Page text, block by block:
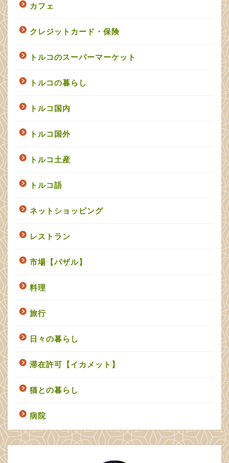
カフェ
クレジットカード・保険
トルコのスーパーマーケット
トルコの暮らし
トルコ国内
トルコ国外
トルコ土産
トルコ語
ネットショッピング
レストラン
市場【パザル】
料理
旅行
日々の暮らし
滞在許可【イカメット】
猫との暮らし
病院